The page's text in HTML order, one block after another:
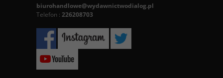
biurohandlowe@wydawnictwodialog.pl
Telefon : 226208703